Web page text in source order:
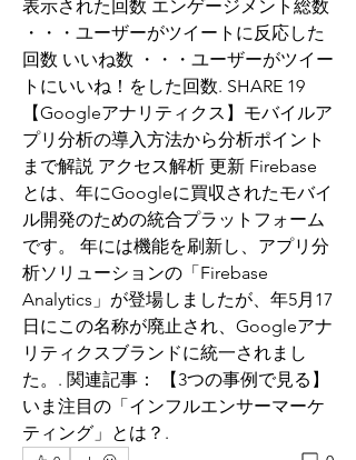
表示された回数 エンゲージメント総数
・・・ユーザーがツイートに反応した
回数 いいね数 ・・・ユーザーがツイー
トにいいね！をした回数. SHARE 19
【Googleアナリティクス】モバイルア
プリ分析の導入方法から分析ポイント
まで解説 アクセス解析 更新 Firebase
とは、年にGoogleに買収されたモバイ
ル開発のための統合プラットフォーム
です。 年には機能を刷新し、アプリ分
析ソリューションの「Firebase
Analytics」が登場しましたが、年5月17
日にこの名称が廃止され、Googleアナ
リティクスブランドに統一されまし
た。. 関連記事： 【3つの事例で見る】
いま注目の「インフルエンサーマーケ
ティング」とは？.